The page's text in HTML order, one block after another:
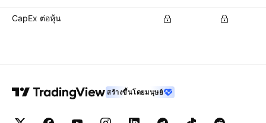
CapEx ต่อหุ้น
สร้างขึ้นโดยมนุษย์